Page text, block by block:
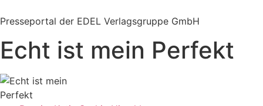
Inhalt
Presseportal der EDEL Verlagsgruppe GmbH
Echt ist mein Perfekt